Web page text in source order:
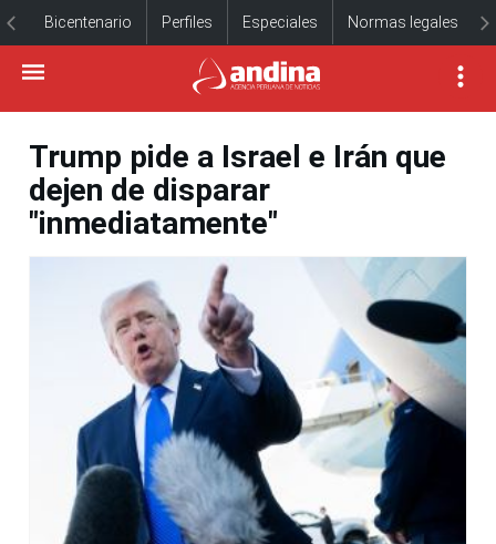
Bicentenario Perfiles Especiales Normas legales
Trump pide a Israel e Irán que
dejen de disparar
"inmediatamente"